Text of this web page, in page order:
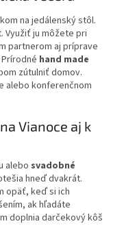
na jedálenský stôl.
Využiť ju môžete pri
partnerom aj príprave
hand made
zútulniť domov.
alebo konferenčnom
Vianoce aj k
alebo svadobné
hneď dvakrát.
opäť, keď si ich
ak hľadáte
doplnia darčekový kôš